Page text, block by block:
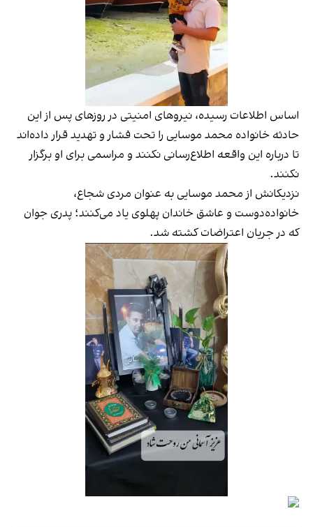
اساس اطلاعات رسیده، نیروهای امنیتی در روزهای پس از این
حادثه خانواده محمد موسایی را تحت فشار و تهدید قرار داده‌اند
تا درباره این واقعه اطلاع‌رسانی نکنند و مراسمی برای او برگزار
نکنند.
نزدیکانش از محمد موسایی به عنوان مردی شجاع،
خانواده‌دوست و عاشق خاندان پهلوی یاد می‌کنند؛ پدری جوان
که در جریان اعتراضات کشته شد.